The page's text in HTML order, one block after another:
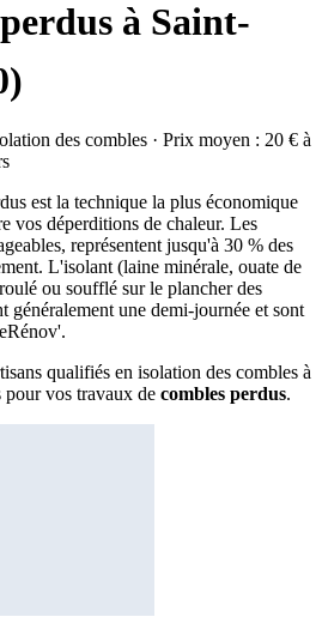
à Saint-
des combles · Prix moyen : 20 € à
est la technique la plus économique
vos déperditions de chaleur. Les
représentent jusqu'à 30 % des
L'isolant (laine minérale, ouate de
ou soufflé sur le plancher des
généralement une demi-journée et sont
qualifiés en isolation des combles à
pour vos travaux de combles perdus.